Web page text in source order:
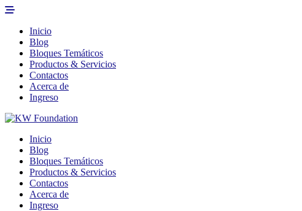
Inicio
Blog
Bloques Temáticos
Productos & Servicios
Contactos
Acerca de
Ingreso
Inicio
Blog
Bloques Temáticos
Productos & Servicios
Contactos
Acerca de
Ingreso